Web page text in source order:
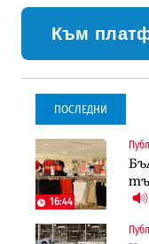
Към
ПОСЛЕДНИ
16:44